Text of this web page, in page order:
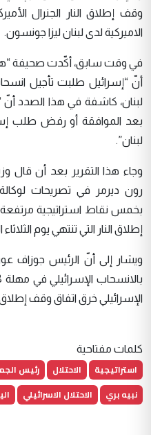
وقف إطلاق النار الجنرال
الاميركية لدى لبنان ليزا جونسون.
في وقت سابق، أكّدت صحيفة
لبنان، كاشفة في هذا الصدد أنّ
بعد الموافقة أو رفض طلب
لبنان”.
وجاء هذا التقرير بعد أن قال
رون ديرمر في تصريحات
بخمس نقاط استراتيجية
إطلاق النار التي تنتهي يوم
ويشار إلى أنّ الرئيس جوزاف
الإسرائيلي خرق اتفاق وقف إطلاق
كلمات مفتاحية
استراتيجية الاحتلال رئيس
نبيه بري
الاحتلال الاسرائيلي